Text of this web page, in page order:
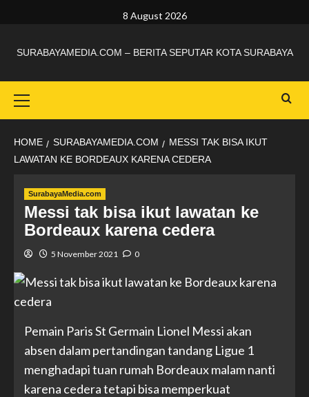
8 August 2026
SURABAYAMEDIA.COM – BERITA SEPUTAR KOTA SURABAYA
HOME SURABAYAMEDIA.COM
MESSI TAK BISA IKUT
LAWATAN KE BORDEAUX KARENA CEDERA
SurabayaMedia.com
Messi tak bisa ikut lawatan ke
Bordeaux karena cedera
5 November 2021 0
Pemain Paris St Germain Lionel Messi akan
absen dalam pertandingan tandang Ligue 1
menghadapi tuan rumah Bordeaux malam nanti
karena cedera tetapi bisa memperkuat